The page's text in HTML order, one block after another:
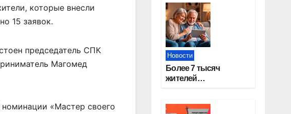
которые внесли
15 заявок.
председатель СПК
Магомед
«Мастер своего
за Москву»
Новости
Более 7 тысяч
жителей
увеличение пенсии